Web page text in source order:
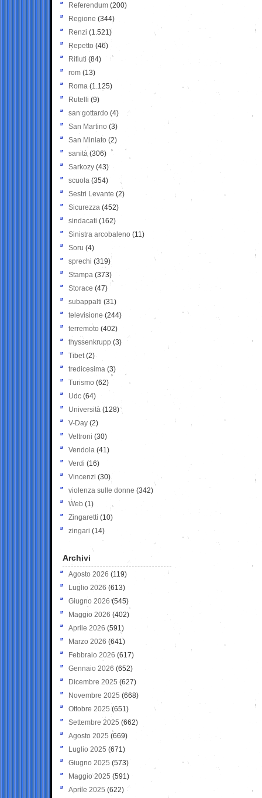
Referendum (200)
Regione (344)
Renzi (1.521)
Repetto (46)
Rifiuti (84)
rom (13)
Roma (1.125)
Rutelli (9)
san gottardo (4)
San Martino (3)
San Miniato (2)
sanità (306)
Sarkozy (43)
scuola (354)
Sestri Levante (2)
Sicurezza (452)
sindacati (162)
Sinistra arcobaleno (11)
Soru (4)
sprechi (319)
Stampa (373)
Storace (47)
subappalti (31)
televisione(244)
terremoto (402)
thyssenkrupp (3)
Tibet(2)
tredicesima (3)
Turismo (62)
Udc (64)
Università (128)
V-Day (2)
Veltroni (30)
Vendola (41)
Verdi (16)
Vincenzi (30)
violenza sulle donne (342)
Web (1)
Zingaretti (10)
zingari (14)
Archivi
Agosto 2026 (119)
Luglio 2026 (613)
Giugno 2026 (545)
Maggio 2026 (402)
Aprile 2026 (591)
Marzo 2026 (641)
Febbraio 2026 (617)
Gennaio 2026 (652)
Dicembre 2025 (627)
Novembre 2025 (668)
Ottobre 2025 (651)
Settembre 2025 (662)
Agosto 2025 (669)
Luglio 2025 (671)
Giugno 2025 (573)
Maggio 2025 (591)
Aprile 2025 (622)